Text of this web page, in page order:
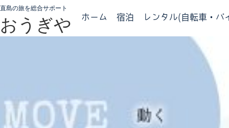
直島の旅を総合サポート
おうぎや ホーム 宿泊 レンタル(自転車・バ